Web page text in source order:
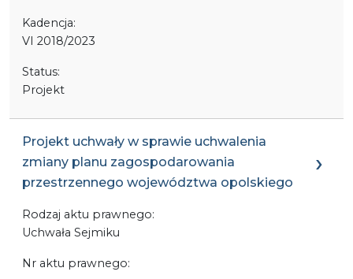
Kadencja:
VI 2018/2023
Status:
Projekt
Projekt uchwały w sprawie uchwalenia
zmiany planu zagospodarowania
przestrzennego województwa opolskiego
Rodzaj aktu prawnego:
Uchwała Sejmiku
Nr aktu prawnego: